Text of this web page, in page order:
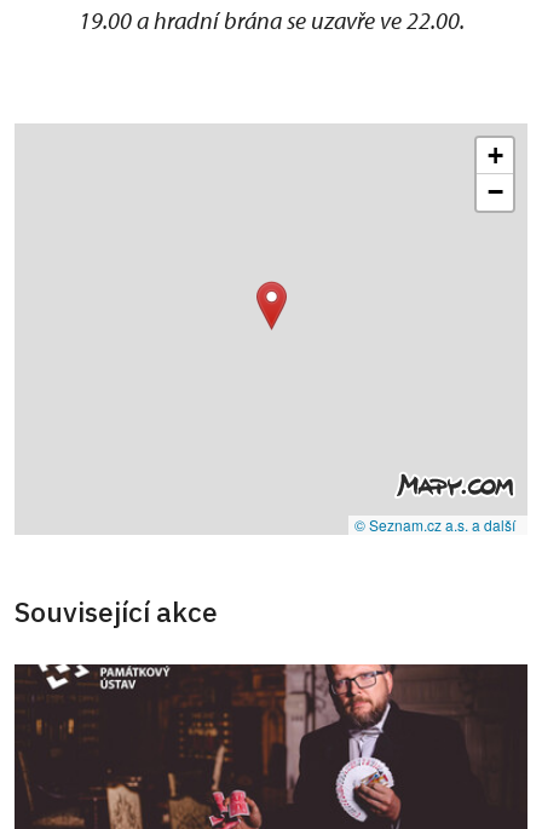
19.00 a hradní brána se uzavře ve 22.00.
+
−
© Seznam.cz a.s. a další
Související akce